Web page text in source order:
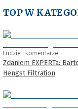
TOP W
Ludzie i komentarze
Zdaniem EXPERTa:
Hengst Filtration